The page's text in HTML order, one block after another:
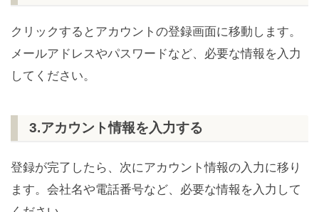
クリックするとアカウントの登録画面に移動します。
メールアドレスやパスワードなど、必要な情報を入力
してください。
3.アカウント情報を入力する
登録が完了したら、次にアカウント情報の入力に移り
ます。会社名や電話番号など、必要な情報を入力して